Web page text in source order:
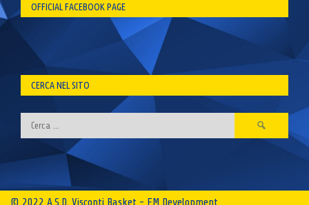
OFFICIAL FACEBOOK PAGE
CERCA NEL SITO
Ricerca
per:
© 2022 A.S.D. Visconti Basket - FM Development